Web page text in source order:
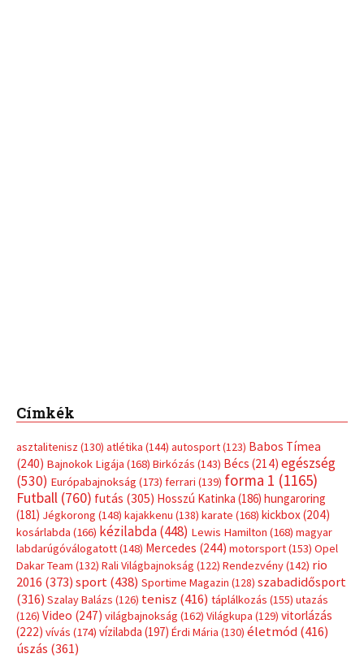
Címkék
asztalitenisz (130) atlétika (144) autosport(123) Babos Tímea
(240) Bajnokok Ligája (168) Birkózás (143) Bécs (214) egészség
(530) Európabajnokság (173) ferrari (139) forma 1 (1165)
Futball (760) futás (305) Hosszú Katinka (186) hungaroring
(181) Jégkorong (148) kajakkenu (138) karate (168) kickbox(204)
kosárlabda (166) kézilabda(448) Lewis Hamilton (168) magyar
labdarúgóválogatott(148) Mercedes (244) motorsport(153) Opel
Dakar Team (132) Rali Világbajnokság (122) Rendezvény(142) rio
2016 (373) sport(438) Sportime Magazin (128) szabadidősport
(316) Szalay Balázs (126) tenisz (416) táplálkozás (155) utazás
(126) Video (247) világbajnokság (162) Világkupa (129) vitorlázás
(222) vívás (174) vízilabda (197) Érdi Mária (130) életmód(416)
úszás (361)